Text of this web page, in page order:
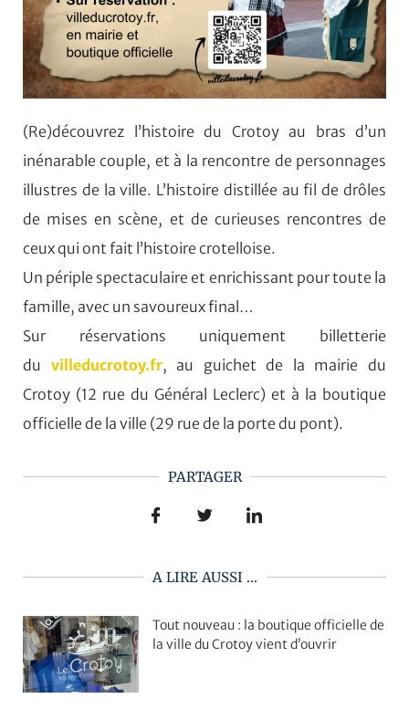
(Re)découvrez l’histoire du Crotoy au bras d’un
inénarable couple, et à la rencontre de personnages
illustres de la ville. L’histoire distillée au fil de drôles
de mises en scène, et de curieuses rencontres de
ceux qui ont fait l’histoire crotelloise.
Un périple spectaculaire et enrichissant pour toute la
famille, avec un savoureux final…
Sur réservations uniquement billetterie
du villeducrotoy.fr, au guichet de la mairie du
Crotoy (12 rue du Général Leclerc) et à la boutique
officielle de la ville (29 rue de la porte du pont).
PARTAGER
A LIRE AUSSI ...
Tout nouveau : la boutique officielle de
la ville du Crotoy vient d’ouvrir